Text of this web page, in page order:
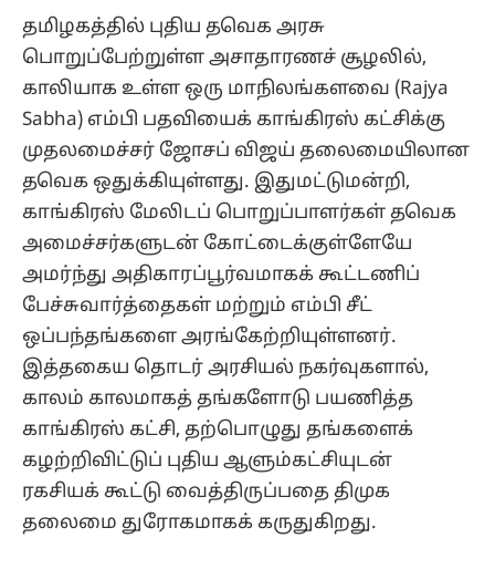
தமிழகத்தில் புதிய தவெக அரசு
பொறுப்பேற்றுள்ள அசாதாரணச் சூழலில்,
காலியாக உள்ள ஒரு மாநிலங்களவை (Rajya
Sabha) எம்பி பதவியைக் காங்கிரஸ் கட்சிக்கு
முதலமைச்சர் ஜோசப் விஜய் தலைமையிலான
தவெக ஒதுக்கியுள்ளது. இதுமட்டுமன்றி,
காங்கிரஸ் மேலிடப் பொறுப்பாளர்கள் தவெக
அமைச்சர்களுடன் கோட்டைக்குள்ளேயே
அமர்ந்து அதிகாரப்பூர்வமாகக் கூட்டணிப்
பேச்சுவார்த்தைகள் மற்றும் எம்பி சீட்
ஒப்பந்தங்களை அரங்கேற்றியுள்ளனர்.
இத்தகைய தொடர் அரசியல் நகர்வுகளால்,
காலம் காலமாகத் தங்களோடு பயணித்த
காங்கிரஸ் கட்சி, தற்பொழுது தங்களைக்
கழற்றிவிட்டுப் புதிய ஆளும்கட்சியுடன்
ரகசியக் கூட்டு வைத்திருப்பதை திமுக
தலைமை துரோகமாகக் கருதுகிறது.